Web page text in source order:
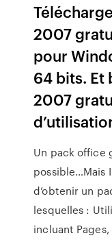
2007
pour
64 bits. Et
2007
Un pack office
possible…Mais
d’obtenir un
lesquelles :
incluant